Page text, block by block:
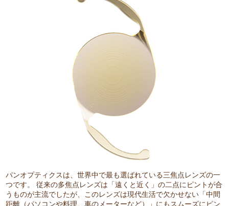
パンオプティクスは、世界中で最も選ばれている三焦点レンズの一
つです。 従来の多焦点レンズは「遠くと近く」の二点にピントが合
うものが主流でしたが、このレンズは現代生活で欠かせない「中間
距離（パソコンや料理、車のメーターなど）」にもスムーズにピン